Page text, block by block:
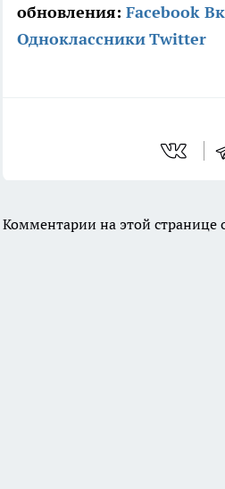
обновления: Facebook
ОдноклассникиTwitter
Комментарии на этой странице